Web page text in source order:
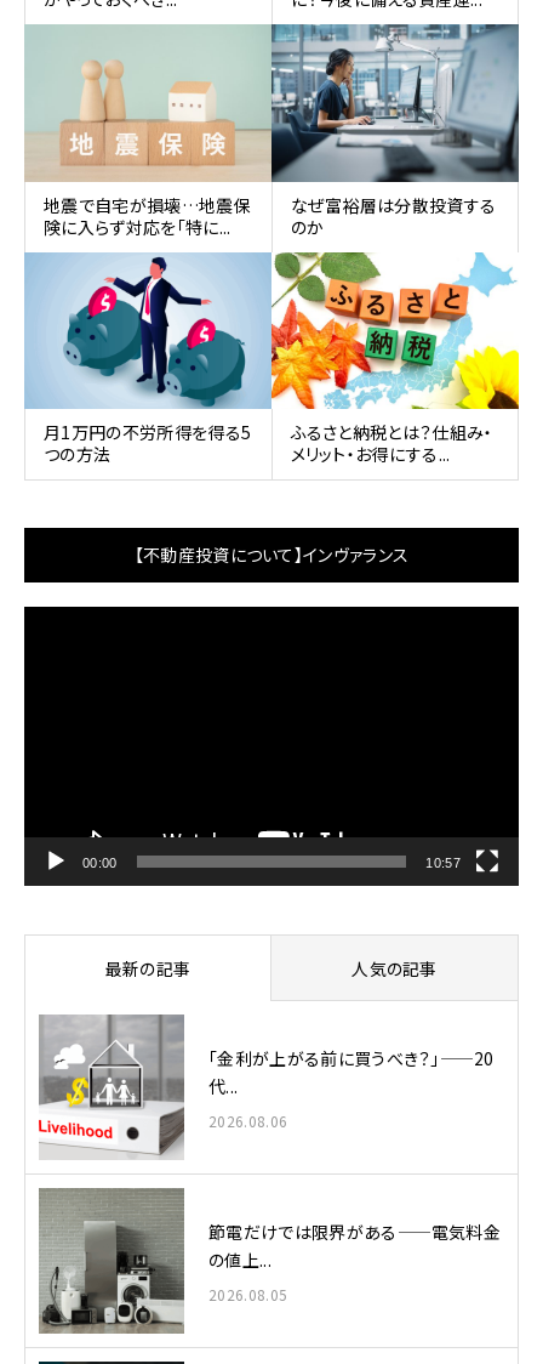
地震で自宅が損壊…地震保
険に入らず対応を「特に...
なぜ富裕層は分散投資する
のか
月1万円の不労所得を得る5
つの方法
ふるさと納税とは？仕組み・
メリット・お得にする...
【不動産投資について】インヴァランス
00:00 10:57
最新の記事 人気の記事
「金利が上がる前に買うべき？」——20
代...
2026.08.06
節電だけでは限界がある——電気料金
の値上...
2026.08.05